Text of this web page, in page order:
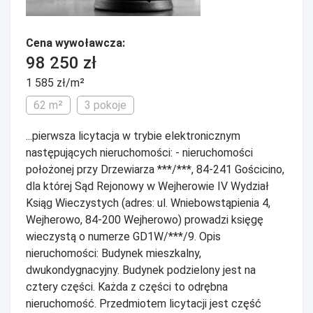
Cena wywoławcza:
98 250 zł
1 585 zł/m²
62 m²
3 pokoje
...pierwsza licytacja w trybie elektronicznym
następujących nieruchomości: - nieruchomości
położonej przy Drzewiarza ***/***, 84-241 Gościcino,
dla której Sąd Rejonowy w Wejherowie IV Wydział
Ksiąg Wieczystych (adres: ul. Wniebowstąpienia 4,
Wejherowo, 84-200 Wejherowo) prowadzi księgę
wieczystą o numerze GD1W/***/9. Opis
nieruchomości: Budynek mieszkalny,
dwukondygnacyjny. Budynek podzielony jest na
cztery części. Każda z części to odrębna
nieruchomość. Przedmiotem licytacji jest część